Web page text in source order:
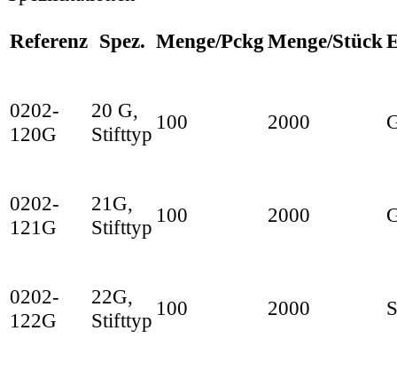
Referenz Spez. Menge/PckgMenge/Stück
0202-
120G
20 G,
Stifttyp
100 2000
0202-
121G
21G,
Stifttyp
100 2000
0202-
122G
22G,
Stifttyp
100 2000